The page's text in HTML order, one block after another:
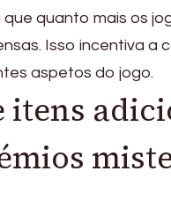
quanto mais os
Isso incentiva a
aspetos do jogo.
itens